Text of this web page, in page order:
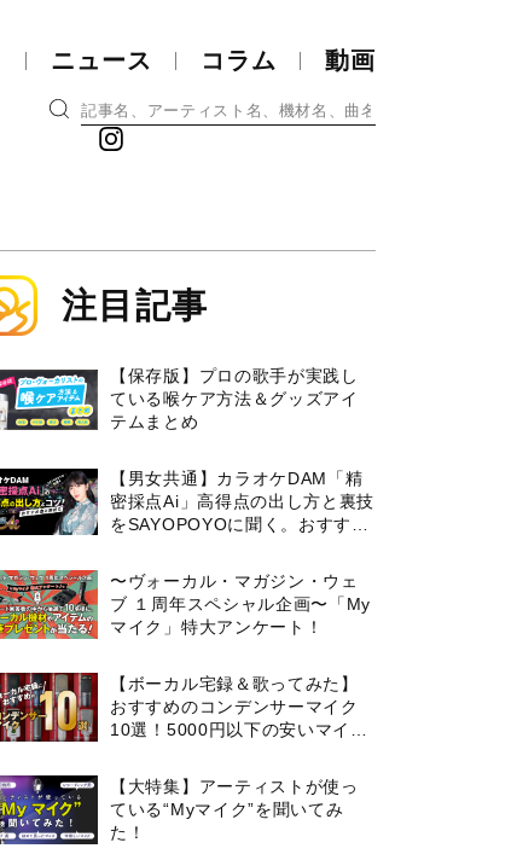
ニュース コラム 動画
注目記事
【保存版】プロの歌手が実践し
ている喉ケア⽅法＆グッズアイ
テムまとめ
【男女共通】カラオケDAM「精
密採点Ai」高得点の出し方と裏技
をSAYOPOYOに聞く。おすすめ
〜ヴォーカル・マガジン・ウェ
ブ １周年スペシャル企画〜「My
マイク」特大アンケート！
【ボーカル宅録＆歌ってみた】
おすすめのコンデンサーマイク
10選！5000円以下の安いマイク
【大特集】アーティストが使っ
ている“Myマイク”を聞いてみ
た！